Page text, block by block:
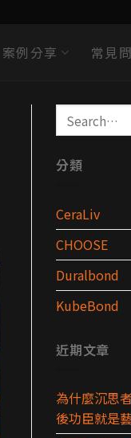
案例分享 常見
分類
CeraLiv
CHOOSE
Duralbond
KubeBond
近期文章
為什麼沉思
後功臣就是